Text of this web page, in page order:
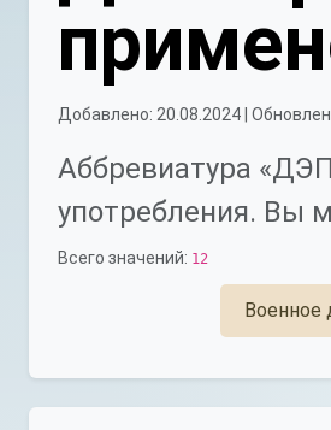
Добавлено: 20.08.2024 |
Аббревиатура
употребления. Вы
Всего значений: 12
Военное